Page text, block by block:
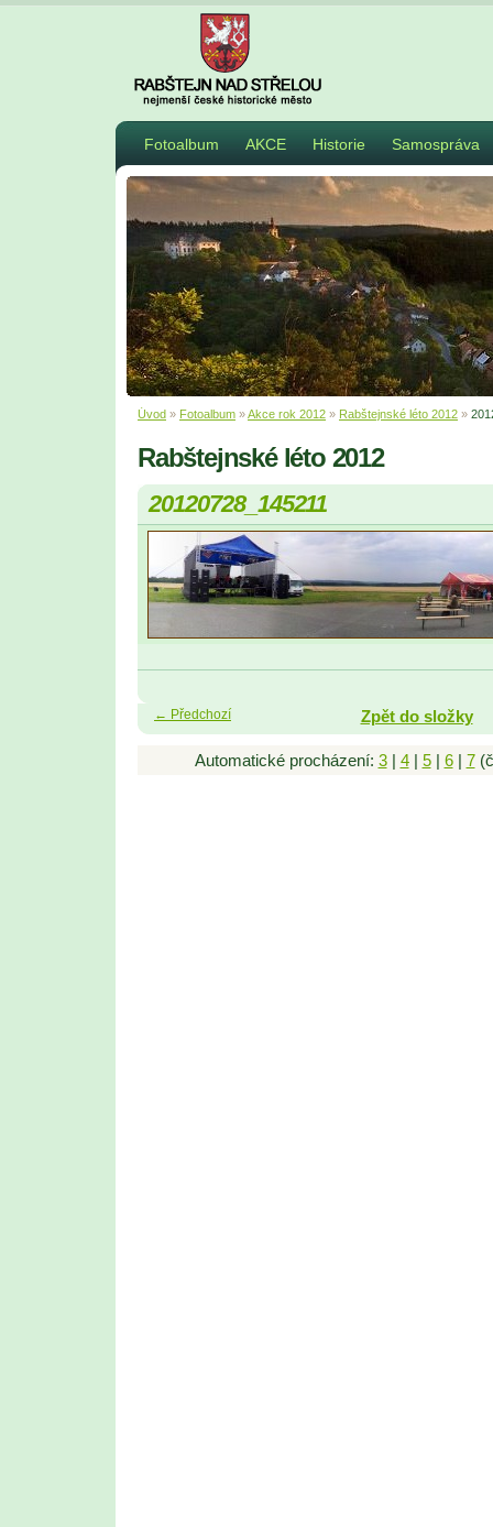
Fotoalbum AKCE Historie Samospráva
Úvod » Fotoalbum »Akce rok 2012 » Rabštejnské léto 2012 »
Rabštejnské léto 2012
20120728_145211
← Předchozí Zpět do složky
Automatické procházení: 3| 4| 5| 6| 7